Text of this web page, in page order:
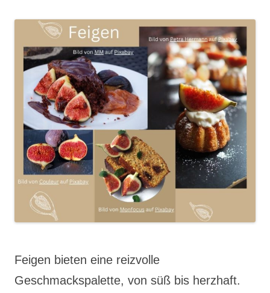
Feigen bieten eine reizvolle
Geschmackspalette, von süß bis herzhaft.